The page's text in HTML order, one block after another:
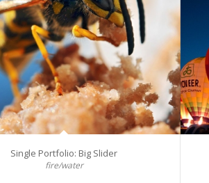
Single Portfolio: Big Slider
fire/water